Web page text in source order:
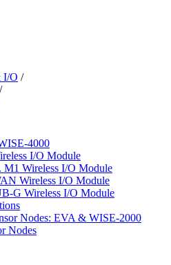
I/O /
/
4000
I/O Module
M1 Wireless I/O Module
Wireless I/O Module
G Wireless I/O Module
Nodes: EVA & WISE-2000
Nodes